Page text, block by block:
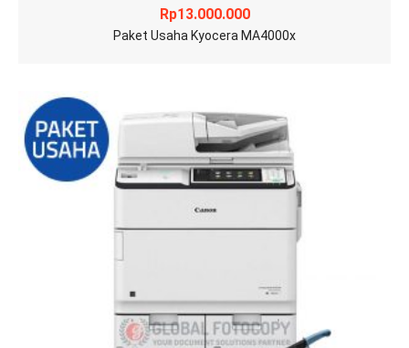
Rp13.000.000
Paket Usaha Kyocera MA4000x